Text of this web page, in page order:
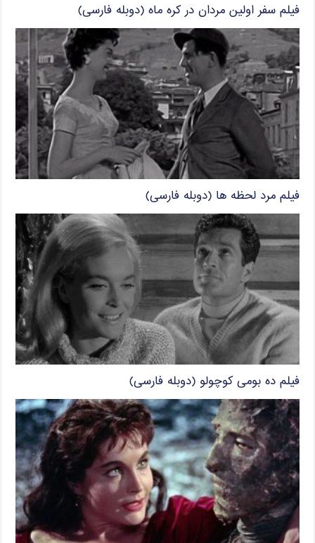
فیلم سفر اولین مردان در کره ماه (دوبله فارسی)
فیلم مرد لحظه ها (دوبله فارسی)
فیلم ده بومی کوچولو (دوبله فارسی)